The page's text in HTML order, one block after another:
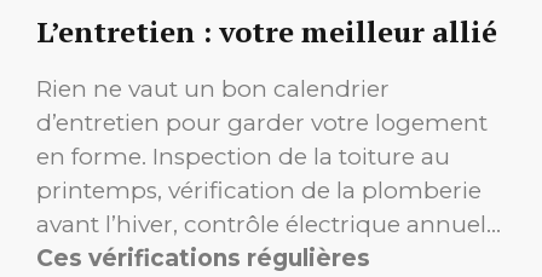
L’entretien : votre meilleur allié
Rien ne vaut un bon calendrier
d’entretien pour garder votre logement
en forme. Inspection de la toiture au
printemps, vérification de la plomberie
avant l’hiver, contrôle électrique annuel…
Ces vérifications régulières